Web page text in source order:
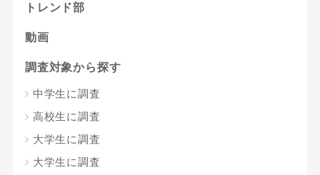
トレンド部
動画
調査対象から探す
中学生に調査
高校生に調査
大学生に調査
大学生に調査